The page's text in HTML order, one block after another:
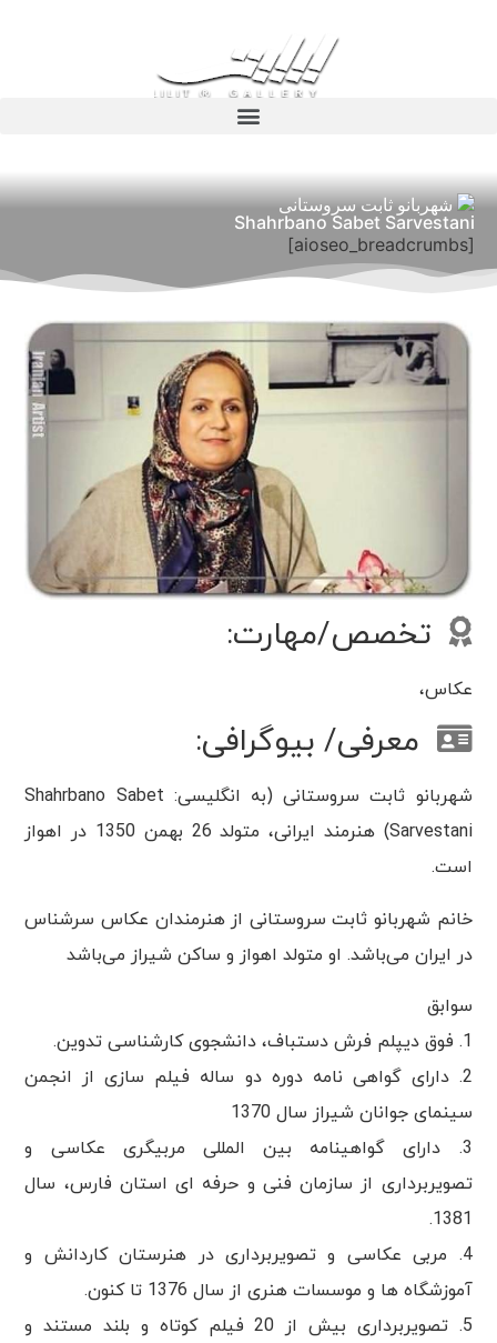
شهربانو ثابت سروستانی
Shahrbano Sabet Sarvestani
[aioseo_breadcrumbs]
تخصص/مهارت:
عکاس،
معرفی/ بیوگرافی:
شهربانو ثابت سروستانی (به انگلیسی: Shahrbano Sabet
Sarvestani) هنرمند ایرانی، متولد 26 بهمن 1350 در اهواز
است.
خانم شهربانو ثابت سروستانی از هنرمندان عکاس سرشناس
در ایران می‌باشد. او متولد اهواز و ساکن شیراز می‌باشد
سوابق
1. فوق دیپلم فرش دستباف، دانشجوی کارشناسی تدوین.
2. دارای گواهی نامه دوره دو ساله فیلم سازی از انجمن
سینمای جوانان شیراز سال 1370
3. دارای گواهینامه بین المللی مربیگری عکاسی و
تصویربرداری از سازمان فنی و حرفه ای استان فارس، سال
1381.
4. مربی عکاسی و تصویربرداری در هنرستان کاردانش و
آموزشگاه ها و موسسات هنری از سال 1376 تا کنون.
5. تصویربرداری بیش از 20 فیلم کوتاه و بلند مستند و